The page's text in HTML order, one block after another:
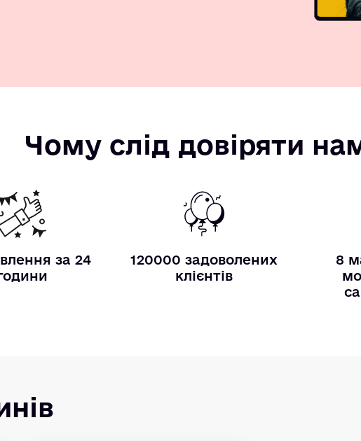
Чому слід довіряти
за 24
120000 задоволених
клієнтів
8